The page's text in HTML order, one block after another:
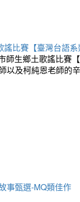
比賽【臺灣台語
師生鄉土歌謠比賽
以及柯純恩老師的
事甄選-MQ類佳作